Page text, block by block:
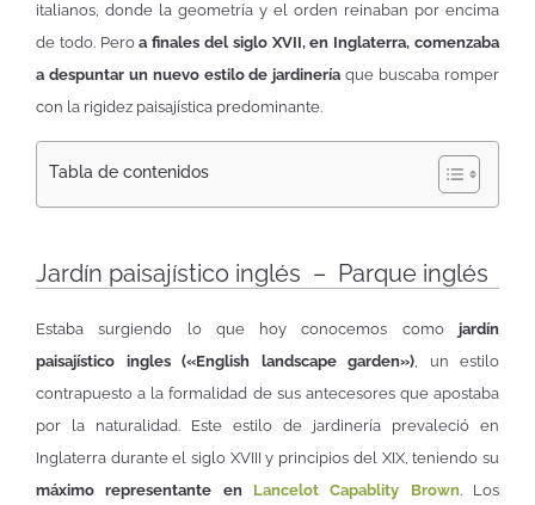
italianos, donde la geometría y el orden reinaban por encima
de todo. Peroa finales del siglo XVII, en Inglaterra, comenzaba
a despuntar un nuevo estilo de jardinería que buscaba romper
con la rigidez paisajística predominante.
Tabla de contenidos
Jardín paisajístico inglés – Parque inglés
Estaba surgiendo lo que hoy conocemos como jardín
paisajístico ingles («English landscape garden») , un estilo
contrapuesto a la formalidad de sus antecesores que apostaba
por la naturalidad. Este estilo de jardinería prevaleció en
Inglaterra durante el siglo XVIII y principios del XIX, teniendo su
máximo representante en Lancelot Capablity Brown. Los